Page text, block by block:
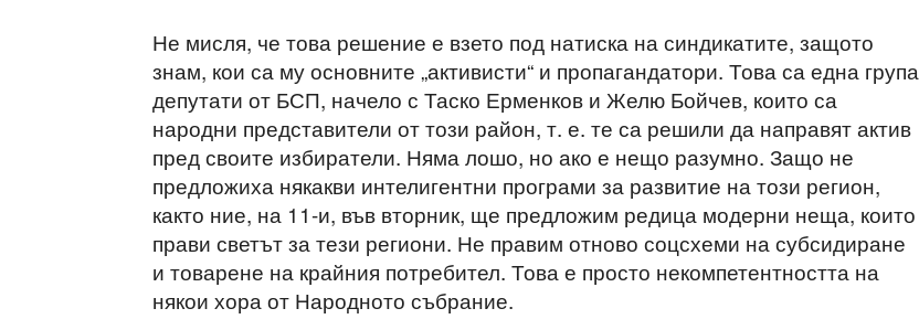
Не мисля, че това решение е взето под натиска на синдикатите, защото
знам, кои са му основните „активисти“ и пропагандатори. Това са една група
депутати от БСП, начело с Таско Ерменков и Желю Бойчев, които са
народни представители от този район, т. е. те са решили да направят актив
пред своите избиратели. Няма лошо, но ако е нещо разумно. Защо не
предложиха някакви интелигентни програми за развитие на този регион,
както ние, на 11-и, във вторник, ще предложим редица модерни неща, които
прави светът за тези региони. Не правим отново соцсхеми на субсидиране
и товарене на крайния потребител. Това е просто некомпетентността на
някои хора от Народното събрание.